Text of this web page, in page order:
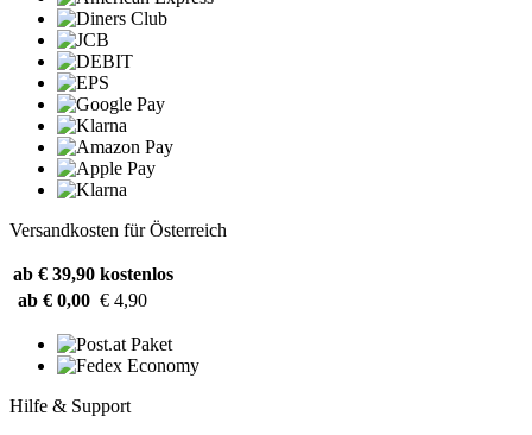
Versandkosten für Österreich
ab € 39,90 kostenlos
ab € 0,00 € 4,90
Hilfe & Support